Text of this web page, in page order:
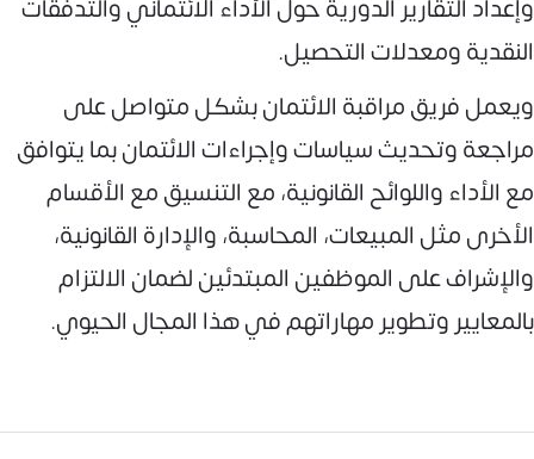
وإعداد التقارير الدورية حول الأداء الائتماني والتدفقات
النقدية ومعدلات التحصيل.
ويعمل فريق مراقبة الائتمان بشكل متواصل على
مراجعة وتحديث سياسات وإجراءات الائتمان بما يتوافق
مع الأداء واللوائح القانونية، مع التنسيق مع الأقسام
الأخرى مثل المبيعات، المحاسبة، والإدارة القانونية،
والإشراف على الموظفين المبتدئين لضمان الالتزام
بالمعايير وتطوير مهاراتهم في هذا المجال الحيوي.